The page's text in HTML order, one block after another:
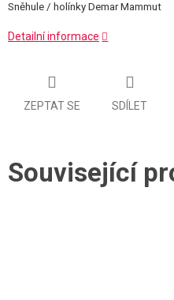
Sněhule / holínky Demar Mammut
Detailní informace
ZEPTAT SE SDÍLET
Související